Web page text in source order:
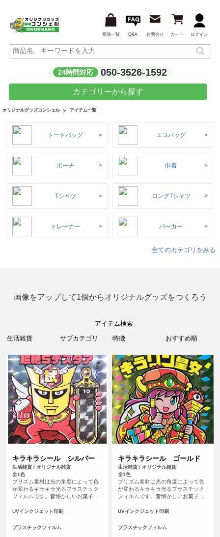
商品一覧 Q&A お問合せ カート ログイン
24時間対応 050-3526-1592
カテゴリーから探す
オリジナルグッズコンシェル アイテム一覧
トートバッグ エコバッグ
ポーチ 巾着
Tシャツ ロングTシャツ
トレーナー パーカー
全てのカテゴリをみる
画像をアップして1個からオリジナルグッズをつくろう
アイテム検索
キラキラシール シルバー
生活雑貨 / オリジナル雑貨
全1色
プリズム素材は光の角度によって色
が変わるキラキラ光るプラスチック
フィルムです。昔懐かしいお菓子の
ジナルで製作できます！
UVインクジェット印刷
プラスチックフィルム
キラキラシール ゴールド
生活雑貨 / オリジナル雑貨
全1色
プリズム素材は光の角度によって色
が変わるキラキラ光るプラスチック
フィルムです。昔懐かしいお菓子の
ジナルで製作できます！ <br>※プリ
プリント範囲の端に近い程デザイン
UVインクジェット印刷
プラスチックフィルム